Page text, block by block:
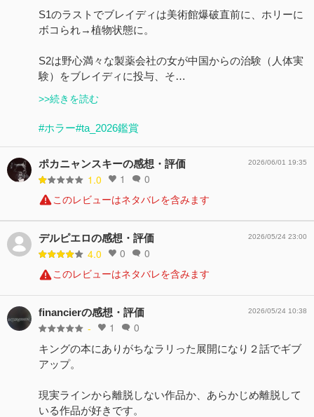
S1のラストでブレイディは美術館爆破直前に、ホリーに
ボコられ→植物状態に。
S2は野心満々な製薬会社の女が中国からの治験（人体実
験）をブレイディに投与、そ…
>>続きを読む
#ホラー#ta_2026鑑賞
ポカニャンスキーの感想・評価
1.0 1 0
2026/06/01 19:35
このレビューはネタバレを含みます
デルピエロの感想・評価
4.0 0 0
2026/05/24 23:00
このレビューはネタバレを含みます
financierの感想・評価
- 1 0
2026/05/24 10:38
キングの本にありがちなラリった展開になり２話でギブ
アップ。
現実ラインから離脱しない作品か、あらかじめ離脱して
いる作品が好きです。